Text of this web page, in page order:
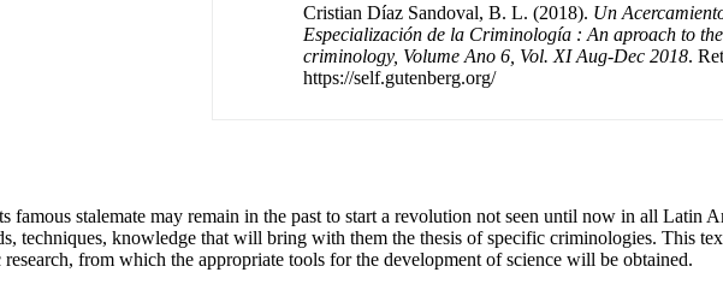
Cristian Díaz Sandoval, B. L. (2018). Un
Especialización de la Criminología : An aproach to
criminology, Volume Ano 6, Vol. XI Aug-Dec 2018.
https://self.gutenberg.org/
famous stalemate may remain in the past to start a revolution not seen until now in all Latin
techniques, knowledge that will bring with them the thesis of specific criminologies. This
from which the appropriate tools for the development of science will be obtained.